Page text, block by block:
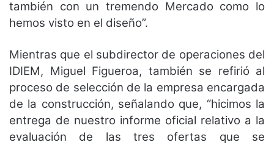
también con un tremendo Mercado como lo
hemos visto en el diseño”.
Mientras que el subdirector de operaciones del
IDIEM, Miguel Figueroa, también se refirió al
proceso de selección de la empresa encargada
de la construcción, señalando que, “hicimos la
entrega de nuestro informe oficial relativo a la
evaluación de las tres ofertas que se